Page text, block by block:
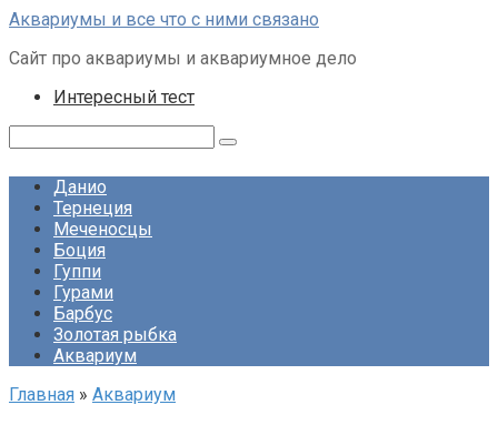
Перейти
контенту
Аквариумы и все что с ними связано
Сайт про аквариумы и аквариумное дело
Интересный тест
Данио
Тернеция
Меченосцы
Боция
Гуппи
Гурами
Барбус
Золотая рыбка
Аквариум
Главная » Аквариум